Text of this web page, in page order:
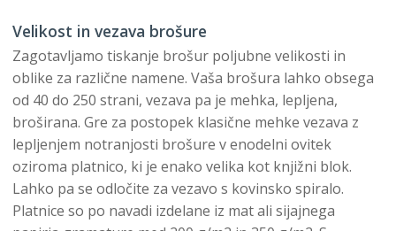
Velikost in vezava brošure
Zagotavljamo tiskanje brošur poljubne velikosti in
oblike za različne namene. Vaša brošura lahko obsega
od 40 do 250 strani, vezava pa je mehka, lepljena,
broširana. Gre za postopek klasične mehke vezava z
lepljenjem notranjosti brošure v enodelni ovitek
oziroma platnico, ki je enako velika kot knjižni blok.
Lahko pa se odločite za vezavo s kovinsko spiralo.
Platnice so po navadi izdelane iz mat ali sijajnega